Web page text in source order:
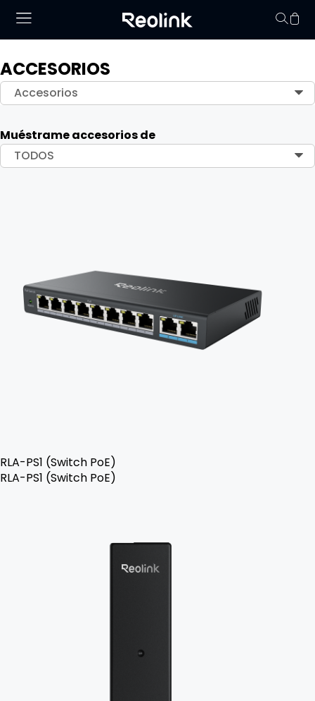
ACCESORIOS
Accesorios
Muéstrame accesorios de
TODOS
RLA-PS1 (Switch PoE)
RLA-PS1 (Switch PoE)